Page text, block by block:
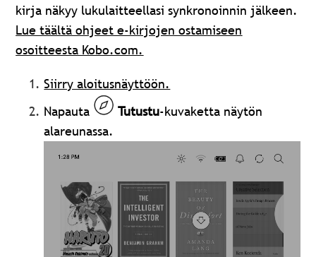
kirja näkyy lukulaitteellasi synkronoinnin jälkeen.
Lue täältä ohjeet e-kirjojen ostamiseen
osoitteesta Kobo.com.
Siirry aloitusnäyttöön.
Napauta
Tutustu-kuvaketta näytön
alareunassa.